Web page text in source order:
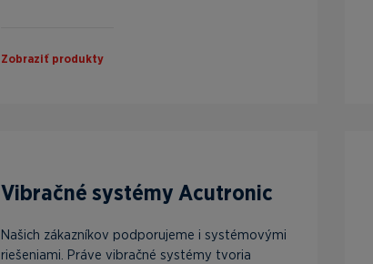
Zobraziť produkty
Vibračné systémy Acutronic
Našich zákazníkov podporujeme i systémovými
riešeniami. Práve vibračné systémy tvoria